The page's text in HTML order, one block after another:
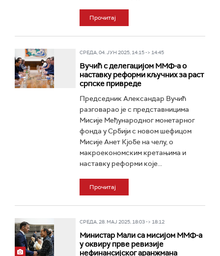
Прочитај
СРЕДА, 04. ЈУН 2025, 14:15 -> 14:45
Вучић с делегацијом ММФ-а о
наставку реформи кључних за раст
српске привреде
Председник Александар Вучић
разговарао је с представницима
Мисије Међународног монетарног
фонда у Србији с новом шефицом
Мисије Анет Кјобе на челу, о
макроекономским кретањима и
наставку реформи које...
Прочитај
СРЕДА, 28. МАЈ 2025, 18:03 -> 18:12
Министар Мали са мисијом ММФ-а
у оквиру прве ревизије
нефинансијског аранжмана